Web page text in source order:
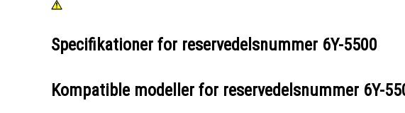
Specifikationer for reservedelsnummer 6Y-5500
Kompatible modeller for reservedelsnummer 6Y-